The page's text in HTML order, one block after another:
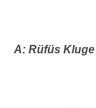
A: Rüfüs Kluge